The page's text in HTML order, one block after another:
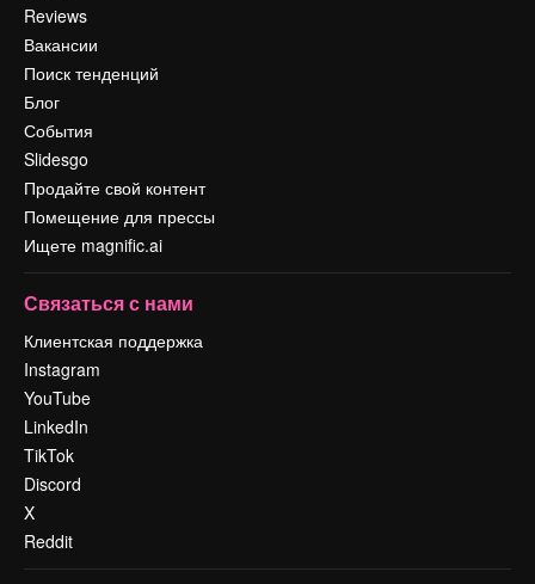
Reviews
Вакансии
Поиск тенденций
Блог
События
Slidesgo
Продайте свой контент
Помещение для прессы
Ищете magnific.ai
Связаться с нами
Клиентская поддержка
Instagram
YouTube
LinkedIn
TikTok
Discord
X
Reddit